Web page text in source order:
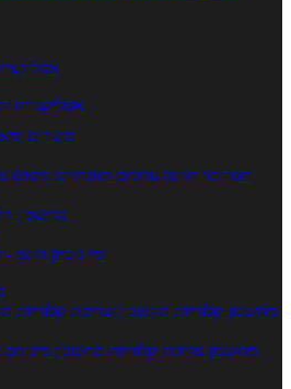
מוצרים
תפריטי תזונה ערכים תזונתיים חיפוש
מחשבון
5 ימי ניסיון
מחשבון קלוריות מחשבון שריפת קלוריות
מחשבון צריכת קלוריות מחשבון